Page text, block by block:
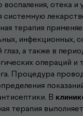
отека
системную
терапия
инфекционных,
глаз, а также в
операций и
Процедура
В
терапия